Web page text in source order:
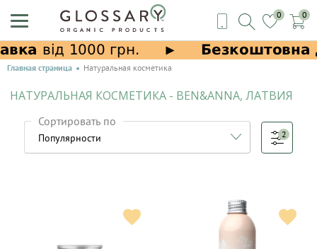
0 0
Главная страница Натуральная косметика
НАТУРАЛЬНАЯ КОСМЕТИКА - BEN&ANNA, ЛАТВИЯ
Сортировать по
2